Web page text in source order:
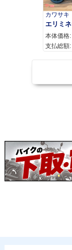
カワサキ
本体価格:
支払総額: